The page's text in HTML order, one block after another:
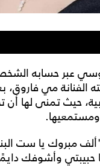
عبر حسابه
الفنانة مي فاروق،
حيث تمنى لها أن
مبروك يا ست
حبيبتي وأشوفك